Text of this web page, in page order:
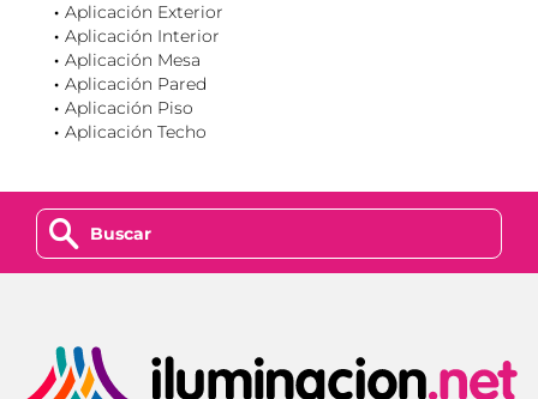
Aplicación Exterior
Aplicación Interior
Aplicación Mesa
Aplicación Pared
Aplicación Piso
Aplicación Techo
z